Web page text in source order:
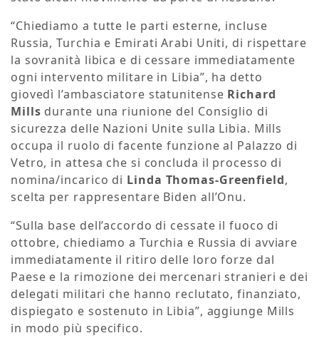
“Chiediamo a tutte le parti esterne, incluse
Russia, Turchia e Emirati Arabi Uniti, di rispettare
la sovranità libica e di cessare immediatamente
ogni intervento militare in Libia”, ha detto
giovedì l’ambasciatore statunitense Richard
Mills durante una riunione del Consiglio di
sicurezza delle Nazioni Unite sulla Libia. Mills
occupa il ruolo di facente funzione al Palazzo di
Vetro, in attesa che si concluda il processo di
nomina/incarico di Linda Thomas-Greenfield,
scelta per rappresentare Biden all’Onu.
“Sulla base dell’accordo di cessate il fuoco di
ottobre, chiediamo a Turchia e Russia di avviare
immediatamente il ritiro delle loro forze dal
Paese e la rimozione dei mercenari stranieri e dei
delegati militari che hanno reclutato, finanziato,
dispiegato e sostenuto in Libia”, aggiunge Mills
in modo più specifico.